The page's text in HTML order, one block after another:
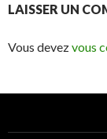
LAISSER UN
Vous devezvous